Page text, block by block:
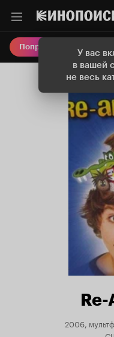
У вас
в вашей
не весь
Попробовать Плюс
2006,